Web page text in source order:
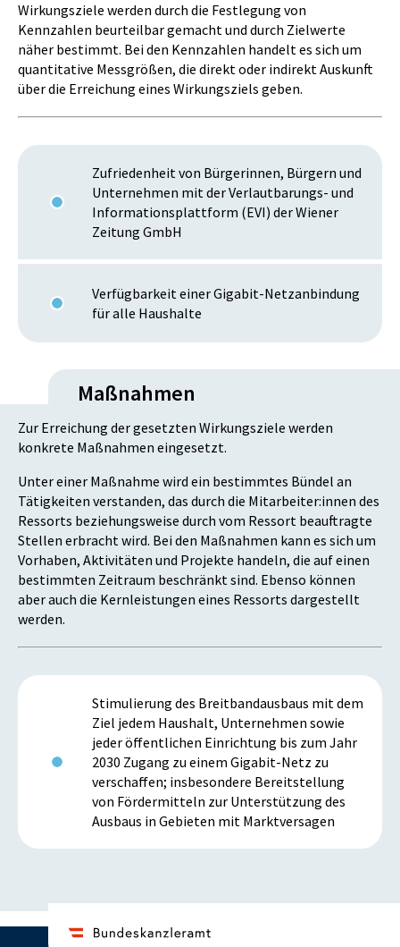
Wirkungsziele werden durch die Festlegung von
Kennzahlen beurteilbar gemacht und durch Zielwerte
näher bestimmt. Bei den Kennzahlen handelt es sich um
quantitative Messgrößen, die direkt oder indirekt Auskunft
über die Erreichung eines Wirkungsziels geben.
Zufriedenheit von Bürgerinnen, Bürgern und
Unternehmen mit der Verlautbarungs- und
Informationsplattform (EVI) der Wiener
Zeitung GmbH
Verfügbarkeit einer Gigabit-Netzanbindung
für alle Haushalte
Maßnahmen
Zur Erreichung der gesetzten Wirkungsziele werden
konkrete Maßnahmen eingesetzt.
Unter einer Maßnahme wird ein bestimmtes Bündel an
Tätigkeiten verstanden, das durch die Mitarbeiter:innen des
Ressorts beziehungsweise durch vom Ressort beauftragte
Stellen erbracht wird. Bei den Maßnahmen kann es sich um
Vorhaben, Aktivitäten und Projekte handeln, die auf einen
bestimmten Zeitraum beschränkt sind. Ebenso können
aber auch die Kernleistungen eines Ressorts dargestellt
werden.
Stimulierung des Breitbandausbaus mit dem
Ziel jedem Haushalt, Unternehmen sowie
jeder öffentlichen Einrichtung bis zum Jahr
2030 Zugang zu einem Gigabit-Netz zu
verschaffen; insbesondere Bereitstellung
von Fördermitteln zur Unterstützung des
Ausbaus in Gebieten mit Marktversagen